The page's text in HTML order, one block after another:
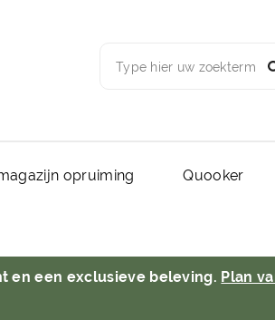
Type hier uw zoekterm
opruiming Quooker
en een exclusieve beleving. Plan